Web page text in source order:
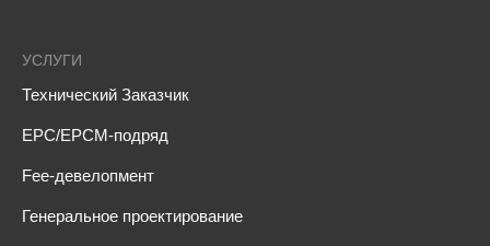
УСЛУГИ
Технический Заказчик
EPC/EPCM-подряд
Fee-девелопмент
Генеральное проектирование